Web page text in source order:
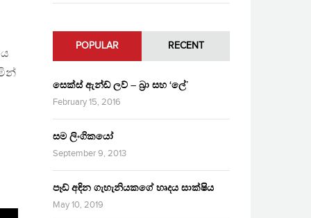
POPULAR RECENT
සෙක්ස් ඇන්ඩ් ලව් – බ්‍රා සහ ‘ලේ’
February 15, 2016
සම ලිංගිකයෝ
September 9, 2013
පෑඩ් අඳින ගැහැනියකගේ හෘදය සාක්ෂිය
May 10, 2019